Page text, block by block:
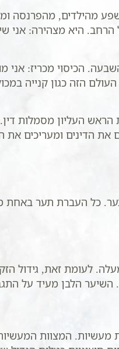
מהילדים, מהפרנסה
מצהירה: אני שייכת
הכיסוי מכריז: אני
הזה כגון קנייה
העליון מסמלות דין.
הדינים ומעריכים את
כל העברת תער
לעומת זאת, גידול
השיער הלבן מעיד על
המצוות